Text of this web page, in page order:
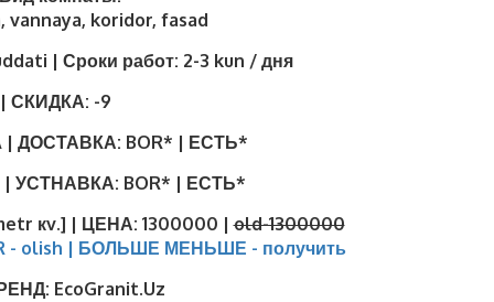
vannaya, koridor, fasad
| Сроки работ: 2-3 kun / дня
| СКИДКА: -9
| ДОСТАВКА: BOR* | ЕСТЬ*
| УСТНАВКА: BOR* | ЕСТЬ*
кv.] | ЦЕНА: 1300000 |old-1300000
- olish | БОЛЬШЕ МЕНЬШЕ - получить
EcoGranit.Uz